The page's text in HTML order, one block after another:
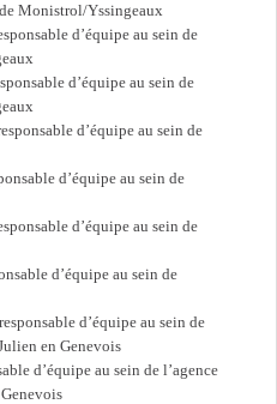
de Monistrol/Yssingeaux
d’équipe au sein de
d’équipe au sein de
d’équipe au sein de
d’équipe au sein de
d’équipe au sein de
d’équipe au sein de
d’équipe au sein de
en Genevois
d’équipe au sein de l’agence